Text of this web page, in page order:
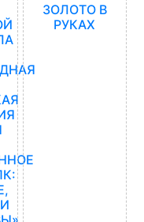
ЗОЛОТО В
РУКАХ